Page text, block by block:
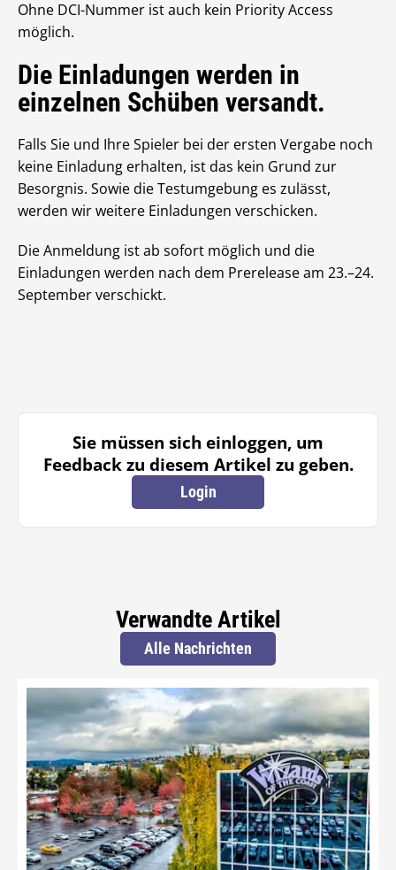
Ohne DCI-Nummer ist auch kein Priority Access
möglich.
Die Einladungen werden in
einzelnen Schüben versandt.
Falls Sie und Ihre Spieler bei der ersten Vergabe noch
keine Einladung erhalten, ist das kein Grund zur
Besorgnis. Sowie die Testumgebung es zulässt,
werden wir weitere Einladungen verschicken.
Die Anmeldung ist ab sofort möglich und die
Einladungen werden nach dem Prerelease am 23.–24.
September verschickt.
Sie müssen sich einloggen, um
Feedback zu diesem Artikel zu geben.
Login
Verwandte Artikel
Alle Nachrichten